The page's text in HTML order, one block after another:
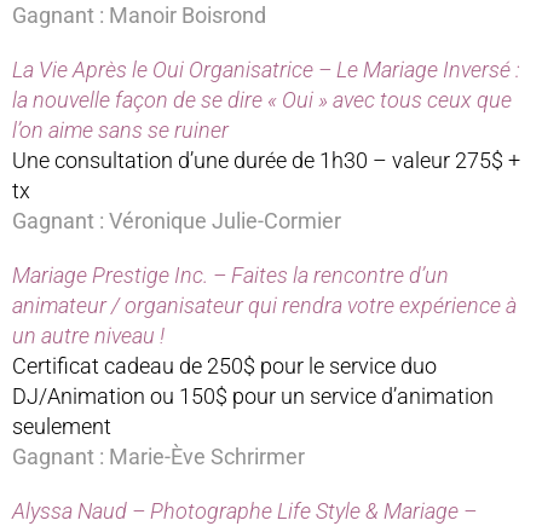
Gagnant : Manoir Boisrond
La Vie Après le Oui Organisatrice – Le Mariage Inversé :
la nouvelle façon de se dire « Oui » avec tous ceux que
l’on aime sans se ruiner
Une consultation d’une durée de 1h30 – valeur 275$ +
tx
Gagnant : Véronique Julie-Cormier
Mariage Prestige Inc. – Faites la rencontre d’un
animateur / organisateur qui rendra votre expérience à
un autre niveau !
Certificat cadeau de 250$ pour le service duo
DJ/Animation ou 150$ pour un service d’animation
seulement
Gagnant : Marie-Ève Schrirmer
Alyssa Naud – Photographe Life Style & Mariage –